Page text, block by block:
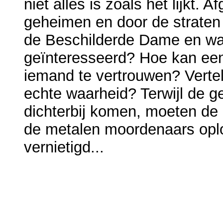
niet alles is zoals het lijkt.
geheimen en door de
de Beschilderde Dame en
geïnteresseerd? Hoe kan
iemand te vertrouwen?
echte waarheid? Terwijl de
dichterbij komen, moeten
de metalen moordenaars
vernietigd...